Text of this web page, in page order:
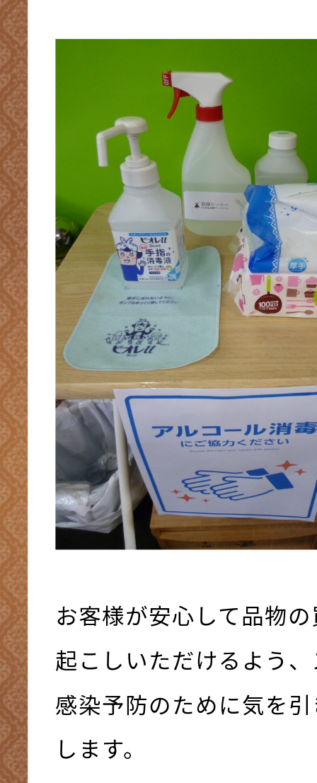
お客様が安心して品物
起こしいただけるよう
感染予防のために気を
します。